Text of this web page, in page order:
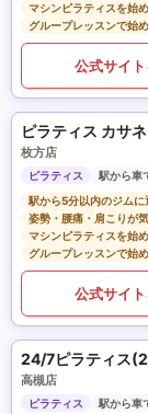
マシンピラティスを始
グループレッスンで始
公式サイ
ピラティス カサ
枚方店
ピラティス
駅から車
駅から5分以内のジムに
姿勢・腰痛・肩こりが
マシンピラティスを始
グループレッスンで始
公式サイ
24/7ピラティス
高槻店
ピラティス
駅から車